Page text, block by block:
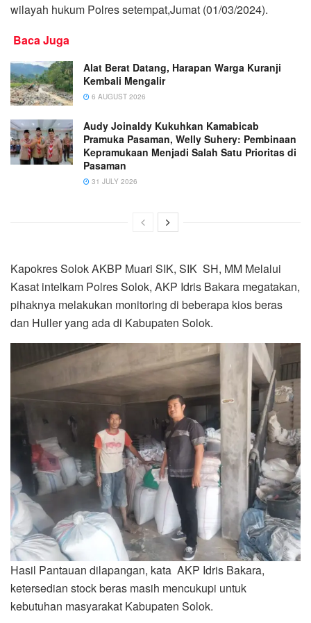
wilayah hukum Polres setempat,Jumat (01/03/2024).
Baca Juga
Alat Berat Datang, Harapan Warga Kuranji
Kembali Mengalir
6 AUGUST 2026
Audy Joinaldy Kukuhkan Kamabicab
Pramuka Pasaman, Welly Suhery: Pembinaan
Kepramukaan Menjadi Salah Satu Prioritas di
Pasaman
31 JULY 2026
Kapokres Solok AKBP Muari SIK, SIK SH, MM Melalui
Kasat intelkam Polres Solok, AKP Idris Bakara megatakan,
pihaknya melakukan monitoring di beberapa kios beras
dan Huller yang ada di Kabupaten Solok.
Hasil Pantauan dilapangan, kata AKP Idris Bakara,
ketersedian stock beras masih mencukupi untuk
kebutuhan masyarakat Kabupaten Solok.